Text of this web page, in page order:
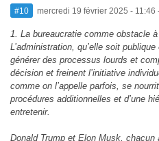
#10 mercredi 19 février 2025 - 11:46
1. La bureaucratie comme obstacle à
L’administration, qu’elle soit
générer des processus lourds et
décision et freinent l’initiative
comme on l’appelle parfois, se
procédures additionnelles et d’une
entretenir.
Donald Trump et Elon Musk,